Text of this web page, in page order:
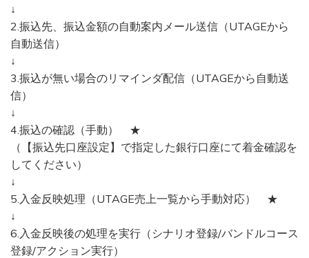
↓
2.振込先、振込金額の自動案内メール送信（UTAGEから
自動送信）
↓
3.振込が無い場合のリマインダ配信（UTAGEから自動送
信）
↓
4.振込の確認（手動） ★
（【振込先口座設定】で指定した銀行口座にて着金確認を
してください）
↓
5.入金反映処理（UTAGE売上一覧から手動対応） ★
↓
6.入金反映後の処理を実行（シナリオ登録/バンドルコース
登録/アクション実行）